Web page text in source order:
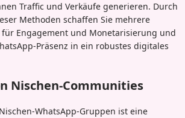
Traffic und Verkäufe generieren. Durch
Methoden schaffen Sie mehrere
Engagement und Monetarisierung und
Präsenz in ein robustes digitales
Nischen-Communities
WhatsApp-Gruppen ist eine